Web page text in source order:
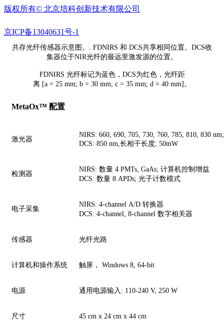
共存光纤传感器示意图。. FDNIRS 和 DCS共享相同位置。DCS收
集器位于NIR光纤的最远里激发源的位置。
FDNIRS 光纤标记为蓝色，DCS为红色，光纤距
离 [a = 25 mm; b = 30 mm; c = 35 mm; d = 40 mm]。
MetaOx™ 配置
激光器
NIRS: 660, 690, 705, 730, 760, 785, 810, 830
DCS: 850 nm,长相干长度; 50mW
检测器
NIRS: 数量 4 PMTs, GaAs; 计算机控制增益
DCS: 数量 8 APDs; 光子计数模式
电子采集
NIRS: 4-channel A/D 转换器
DCS: 4-channel, 8-channel 数字相关器
传感器 光纤光路
计算机和操作系统 触屏， Windows 8, 64-bit
电源 通用电源输入 : 110-240 V, 250 W
尺寸 45 cm x 24 cm x 44 cm
版权所有© 北京培科创新技术有限公司
京ICP备13040631号-1